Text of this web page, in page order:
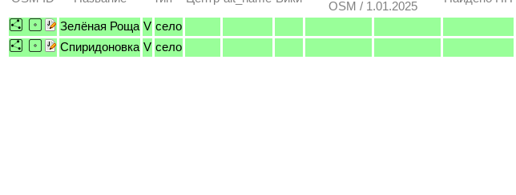
OSM / 1.01.2025
Зелёная Роща V село
Спиридоновка V село